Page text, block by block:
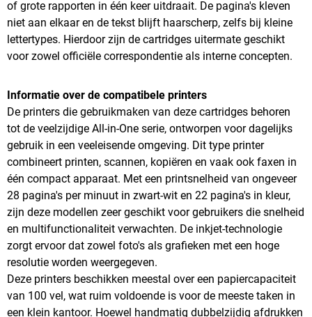
of grote rapporten in één keer uitdraait. De pagina's kleven
niet aan elkaar en de tekst blijft haarscherp, zelfs bij kleine
lettertypes. Hierdoor zijn de cartridges uitermate geschikt
voor zowel officiële correspondentie als interne concepten.
Informatie over de compatibele printers
De printers die gebruikmaken van deze cartridges behoren
tot de veelzijdige All-in-One serie, ontworpen voor dagelijks
gebruik in een veeleisende omgeving. Dit type printer
combineert printen, scannen, kopiëren en vaak ook faxen in
één compact apparaat. Met een printsnelheid van ongeveer
28 pagina's per minuut in zwart-wit en 22 pagina's in kleur,
zijn deze modellen zeer geschikt voor gebruikers die snelheid
en multifunctionaliteit verwachten. De inkjet-technologie
zorgt ervoor dat zowel foto's als grafieken met een hoge
resolutie worden weergegeven.
Deze printers beschikken meestal over een papiercapaciteit
van 100 vel, wat ruim voldoende is voor de meeste taken in
een klein kantoor. Hoewel handmatig dubbelzijdig afdrukken